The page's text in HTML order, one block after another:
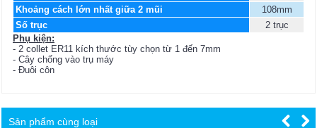
Khoảng cách lớn nhất giữa 2 mũi
108mm
Số trục
2 trục
Phụ kiện:
- 2 collet ER11 kích thước tùy chọn từ 1 đến 7mm
- Cây chống vào trụ máy
- Đuôi côn
Sản phẩm cùng loại